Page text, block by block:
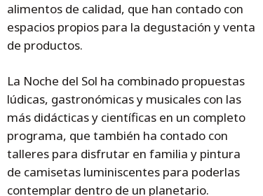
alimentos de calidad, que han contado con
espacios propios para la degustación y venta
de productos.
La Noche del Sol ha combinado propuestas
lúdicas, gastronómicas y musicales con las
más didácticas y científicas en un completo
programa, que también ha contado con
talleres para disfrutar en familia y pintura
de camisetas luminiscentes para poderlas
contemplar dentro de un planetario.